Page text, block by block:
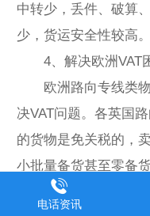
中转少，丢件、破算
少，货运安全性较高。
4、解决欧洲VAT
欧洲路向专线类物
决VAT问题。各英国
的货物是免关税的，
小批量备货甚至零备
元，各专线物流也能
电话资讯